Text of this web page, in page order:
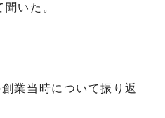
いた。
業当時について振り返